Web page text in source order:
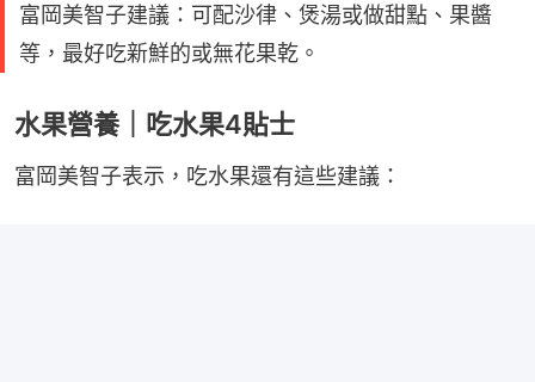
富岡美智子建議：可配沙律、煲湯或做甜點、果醬
等，最好吃新鮮的或無花果乾。
水果營養｜吃水果4貼士
富岡美智子表示，吃水果還有這些建議：